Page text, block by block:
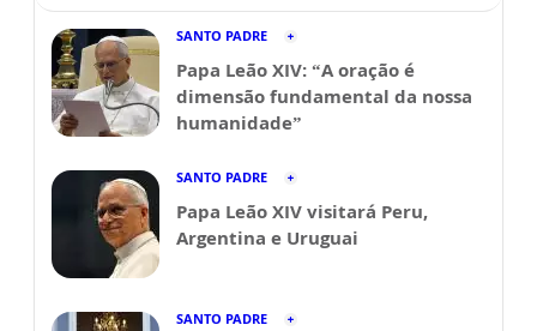
SANTO PADRE
Papa Leão XIV: “A oração é
dimensão fundamental da nossa
humanidade”
SANTO PADRE
Papa Leão XIV visitará Peru,
Argentina e Uruguai
SANTO PADRE